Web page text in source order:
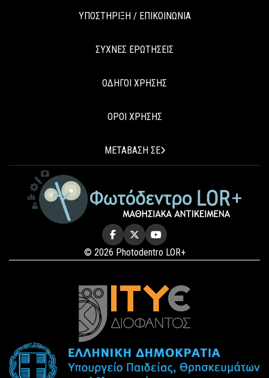
ΥΠΟΣΤΗΡΙΞΗ / ΕΠΙΚΟΙΝΩΝΙΑ
ΣΥΧΝΕΣ ΕΡΩΤΗΣΕΙΣ
ΟΔΗΓΟΙ ΧΡΗΣΗΣ
ΟΡΟΙ ΧΡΗΣΗΣ
ΜΕΤΑΒΑΣΗ ΣΕ
© 2026 Photodentro LOR+